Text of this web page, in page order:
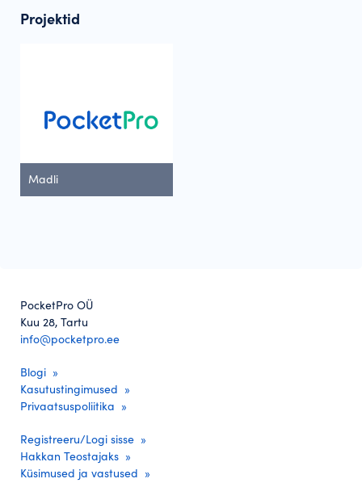
Projektid
Madli
PocketPro OÜ
Kuu 28, Tartu
info@pocketpro.ee
Blogi
Kasutustingimused
Privaatsuspoliitika
Registreeru/Logi sisse
Hakkan Teostajaks
Küsimused ja vastused